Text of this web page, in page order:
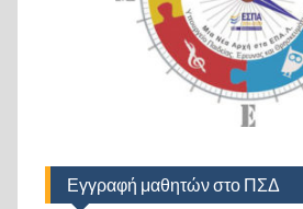
Εγγραφή μαθητών στο ΠΣΔ